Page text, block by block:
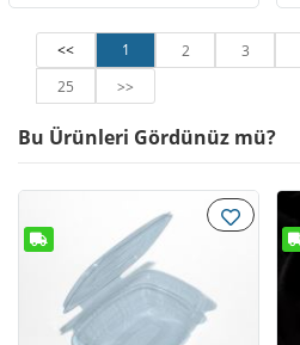
<< 1 2 3
25
>>
Bu Ürünleri Gördünüz mü?